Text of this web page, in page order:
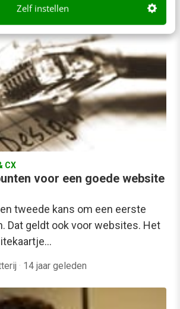
Zelf instellen
CX
voor een goede website
tweede kans om een eerste
Dat geldt ook voor websites. Het
· 14 jaar geleden